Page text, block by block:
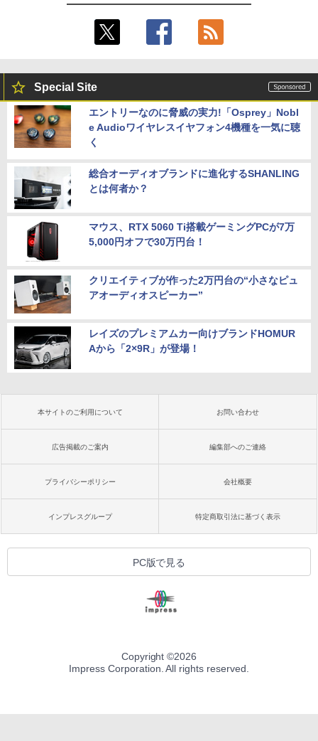
Special Site
エントリーなのに脅威の実力!「Osprey」Nobl
e Audioワイヤレスイヤフォン4機種を一気に聴
く
総合オーディオブランドに進化するSHANLING
とは何者か？
マウス、RTX 5060 Ti搭載ゲーミングPCが7万
5,000円オフで30万円台！
クリエイティブが作った2万円台の“小さなピュ
アオーディオスピーカー”
レイズのプレミアムカー向けブランドHOMUR
Aから「2×9R」が登場！
本サイトのご利用について お問い合わせ
広告掲載のご案内 編集部へのご連絡
プライバシーポリシー 会社概要
インプレスグループ 特定商取引法に基づく表示
PC版で見る
Copyright ©2026
Impress Corporation. All rights reserved.